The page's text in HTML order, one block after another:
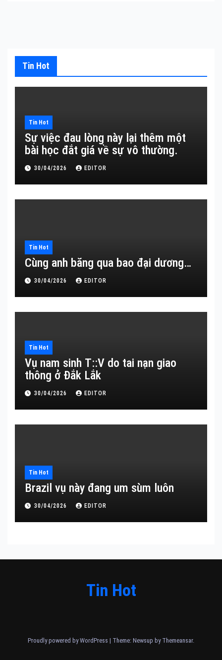
Tin Hot
Tin Hot
Sự việc đau lòng này lại thêm một
bài học đắt giá về sự vô thường.
30/04/2026 EDITOR
Tin Hot
Cùng anh băng qua bao đại dương…
30/04/2026 EDITOR
Tin Hot
Vụ nam sinh T::V do tai nạn giao
thông ở Đắk Lắk
30/04/2026 EDITOR
Tin Hot
Brazil vụ này đang um sùm luôn
30/04/2026 EDITOR
Tin Hot
Proudly powered by WordPress | Theme: Newsup by Themeansar.